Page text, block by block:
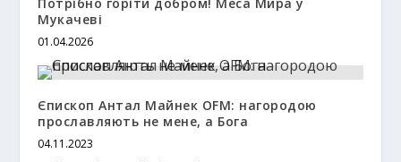
Мукачеві
01.04.2026
Єпископ Антал Майнек OFM: нагородою
прославляють не мене, а Бога
04.11.2023